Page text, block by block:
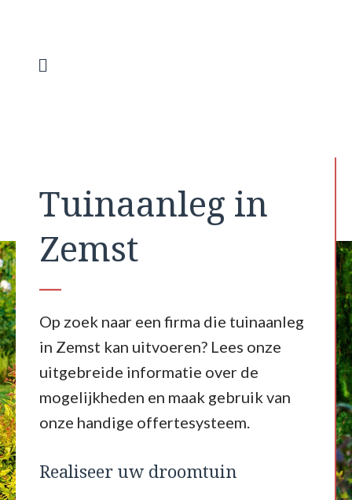
inhoud
Tuinaanleg in
Zemst
Op zoek naar een firma die tuinaanleg
in Zemst kan uitvoeren? Lees onze
uitgebreide informatie over de
mogelijkheden en maak gebruik van
onze handige offertesysteem.
Realiseer uw droomtuin